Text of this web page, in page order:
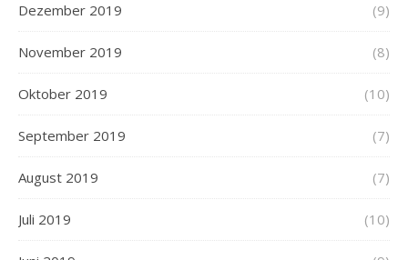
Dezember 2019 (9)
November 2019 (8)
Oktober 2019 (10)
September 2019 (7)
August 2019 (7)
Juli 2019 (10)